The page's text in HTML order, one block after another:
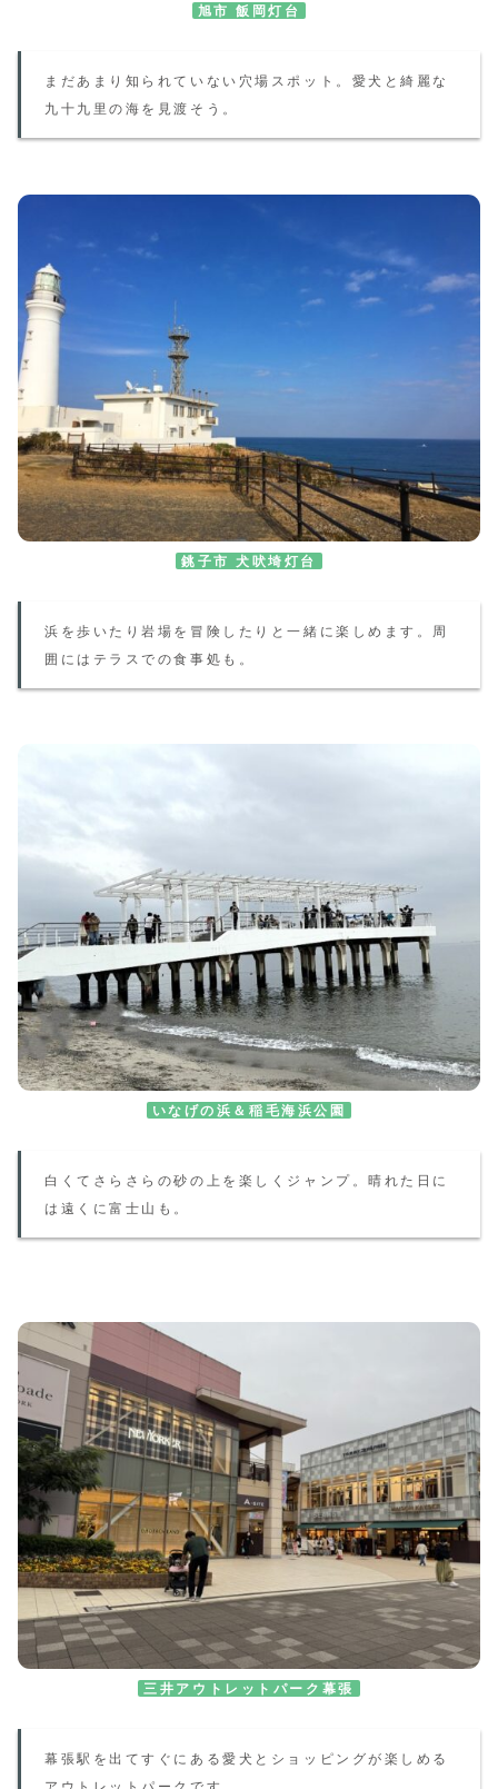
旭市 飯岡灯台
まだあまり知られていない穴場スポット。愛犬と綺麗な
九十九里の 海を 見渡そう 。
銚子市 犬吠埼灯台
浜を歩いたり岩場を冒険したりと一緒に楽しめます。周
囲にはテラスでの食事処も。
いなげの浜＆稲毛海浜公園
白くてさらさらの砂の上を楽しくジャンプ。晴れた日に
は遠くに富士山も。
三井アウトレットパーク幕張
幕張駅を出てすぐにある愛犬とショッピングが楽しめる